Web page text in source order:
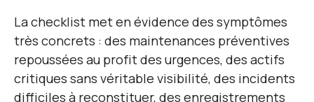
La checklist met en évidence des symptômes
très concrets : des maintenances préventives
repoussées au profit des urgences, des actifs
critiques sans véritable visibilité, des incidents
difficiles à reconstituer, des enregistrements